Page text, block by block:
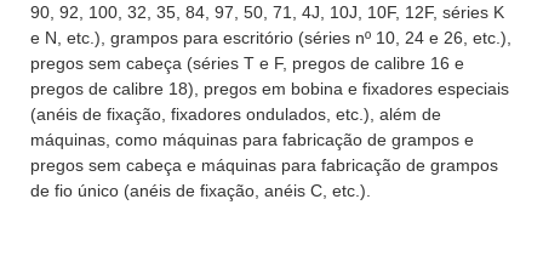
90, 92, 100, 32, 35, 84, 97, 50, 71, 4J, 10J, 10F, 12F, séries K
e N, etc.), grampos para escritório (séries nº 10, 24 e 26, etc.),
pregos sem cabeça (séries T e F, pregos de calibre 16 e
pregos de calibre 18), pregos em bobina e fixadores especiais
(anéis de fixação, fixadores ondulados, etc.), além de
máquinas, como máquinas para fabricação de grampos e
pregos sem cabeça e máquinas para fabricação de grampos
de fio único (anéis de fixação, anéis C, etc.).